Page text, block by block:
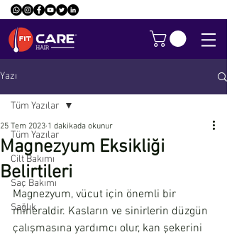
Yazı
Tüm Yazılar
Cilt Bakımı
Saç Bakımı
Sağlık
Tüm Yazılar
Magnezyum Eksikliği
Belirtileri
25 Tem 2023 1 dakikada okunur
Magnezyum, vücut için önemli bir
mineraldir. Kasların ve sinirlerin düzgün
çalışmasına yardımcı olur, kan şekerini